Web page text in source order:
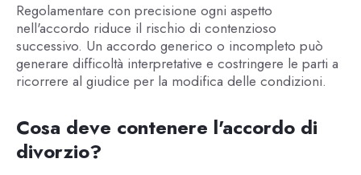
Regolamentare con precisione ogni aspetto
nell'accordo riduce il rischio di contenzioso
successivo. Un accordo generico o incompleto può
generare difficoltà interpretative e costringere le parti a
ricorrere al giudice per la modifica delle condizioni.
Cosa deve contenere l'accordo di
divorzio?